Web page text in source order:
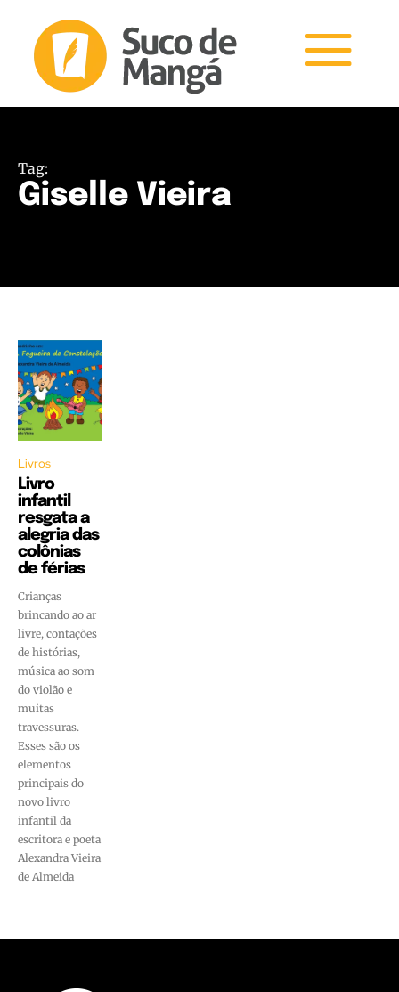
Tag:
Giselle Vieira
Livros
Livro
infantil
resgata a
alegria das
colônias
de férias
Crianças
brincando ao ar
livre, contações
de histórias,
música ao som
do violão e
muitas
travessuras.
Esses são os
elementos
principais do
novo livro
infantil da
escritora e poeta
Alexandra Vieira
de Almeida